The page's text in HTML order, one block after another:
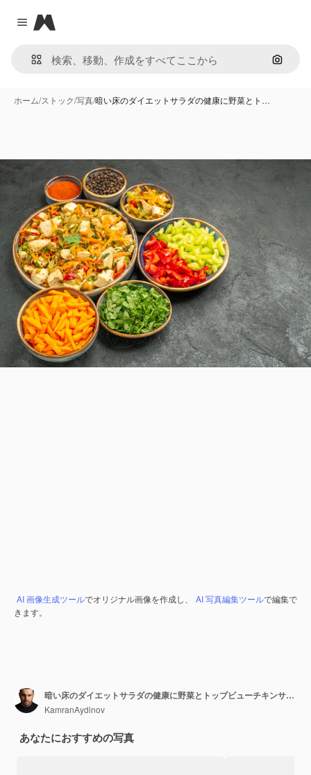
Close menu
Magnific
画像で
ホーム/ストック/写真/暗い床のダイエットサラダの健康に野菜とト…
AI 画像生成ツールでオリジナル画像を作成し、 AI 写真編集ツールで編集で
きます。
暗い床のダイエットサラダの健康に野菜とトップビューチキンサラダ
KamranAydinov
あなたにおすすめの写真